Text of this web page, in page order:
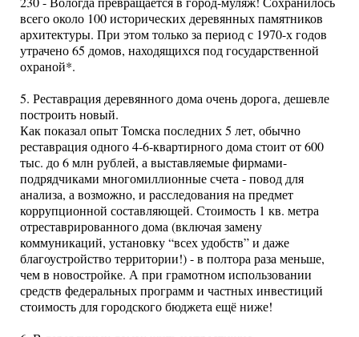
всего около 100 исторических деревянных памятников
архитектуры. При этом только за период с 1970-х годов
утрачено 65 домов, находящихся под государственной
охраной*.
5. Реставрация деревянного дома очень дорога, дешевле
построить новый.
Как показал опыт Томска последних 5 лет, обычно
реставрация одного 4-6-квартирного дома стоит от 600
тыс. до 6 млн рублей, а выставляемые фирмами-
подрядчиками многомиллионные счета - повод для
анализа, а возможно, и расследования на предмет
коррупционной составляющей. Стоимость 1 кв. метра
отреставрированного дома (включая замену
коммуникаций, установку “всех удобств” и даже
благоустройство территории!) - в полтора раза меньше,
чем в новостройке. А при грамотном использовании
средств федеральных программ и частных инвестиций
стоимость для городского бюджета ещё ниже!